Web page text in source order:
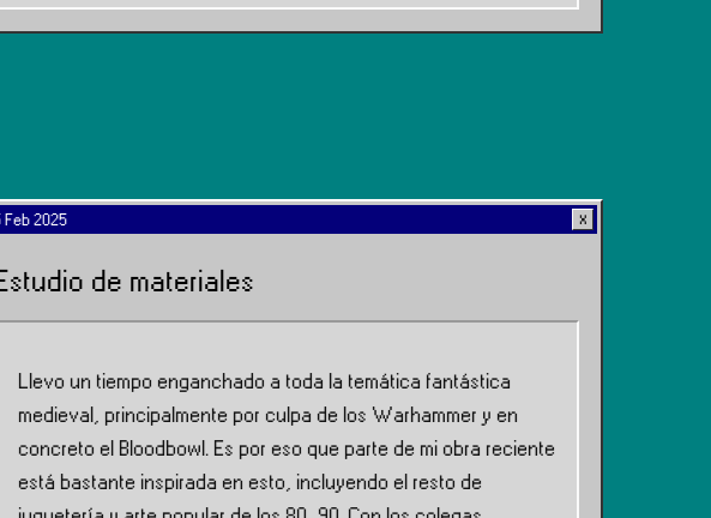
Feb 2025
de materiales
Llevo un tiempo enganchado a toda la temática fantástica
medieval, principalmente por culpa de los Warhammer y en
concreto el Bloodbowl. Es por eso que parte de mi obra reciente
está bastante inspirada en esto, incluyendo el resto de